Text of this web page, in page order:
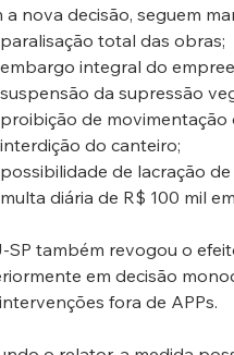
a nova decisão, seguem
paralisação total das obras;
embargo integral do
suspensão da supressão
proibição de movimentação
interdição do canteiro;
possibilidade de lacração
multa diária de R$ 100 mil
SP também revogou o
em decisão
fora de APPs.